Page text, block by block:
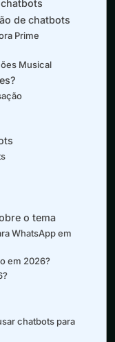
de chatbots
Prime
Musical
o tema
WhatsApp em
em 2026?
chatbots para